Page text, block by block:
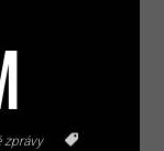
zprávy